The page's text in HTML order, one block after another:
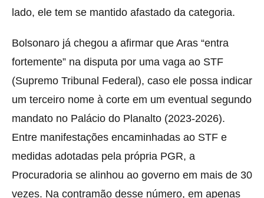
lado, ele tem se mantido afastado da categoria.
Bolsonaro já chegou a afirmar que Aras “entra
fortemente” na disputa por uma vaga ao STF
(Supremo Tribunal Federal), caso ele possa indicar
um terceiro nome à corte em um eventual segundo
mandato no Palácio do Planalto (2023-2026).
Entre manifestações encaminhadas ao STF e
medidas adotadas pela própria PGR, a
Procuradoria se alinhou ao governo em mais de 30
vezes. Na contramão desse número, em apenas